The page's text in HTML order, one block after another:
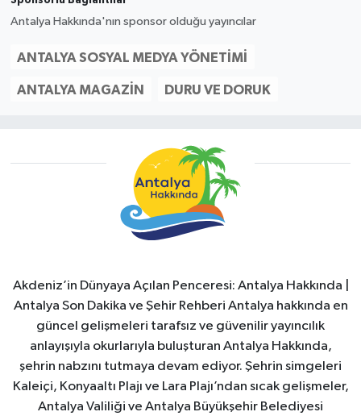
Antalya Hakkında'nın sponsor olduğu yayıncılar
ANTALYA SOSYAL MEDYA YÖNETIMI
ANTALYA MAGAZIN DURU VE DORUK
Akdeniz’in Dünyaya Açılan Penceresi: Antalya Hakkında |
Antalya Son Dakika ve Şehir Rehberi Antalya hakkında en
güncel gelişmeleri tarafsız ve güvenilir yayıncılık
anlayışıyla okurlarıyla buluşturan Antalya Hakkında,
şehrin nabzını tutmaya devam ediyor. Şehrin simgeleri
Kaleiçi, Konyaaltı Plajı ve Lara Plajı’ndan sıcak gelişmeler,
Antalya Valiliği ve Antalya Büyükşehir Belediyesi